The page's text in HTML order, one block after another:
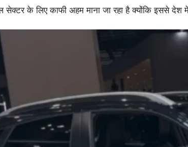
सेक्टर के लिए काफी अहम माना जा रहा है क्योंकि इससे